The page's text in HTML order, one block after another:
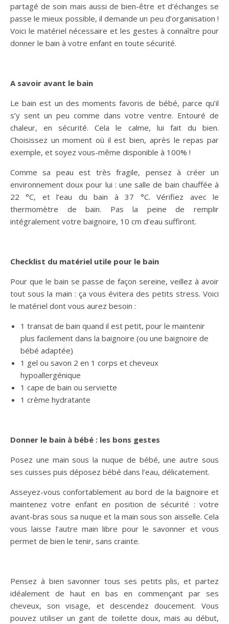
partagé de soin mais aussi de bien-être et d’échanges se
passe le mieux possible, il demande un peu d’organisation !
Voici le matériel nécessaire et les gestes à connaître pour
donner le bain à votre enfant en toute sécurité.
A savoir avant le bain
Le bain est un des moments favoris de bébé, parce qu’il
s’y sent un peu comme dans votre ventre. Entouré de
chaleur, en sécurité. Cela le calme, lui fait du bien.
Choisissez un moment où il est bien, après le repas par
exemple, et soyez vous-même disponible à 100% !
Comme sa peau est très fragile, pensez à créer un
environnement doux pour lui : une salle de bain chauffée à
22 °C, et l’eau du bain à 37 °C. Vérifiez avec le
thermomètre de bain. Pas la peine de remplir
intégralement votre baignoire, 10 cm d’eau suffiront.
Checklist du matériel utile pour le bain
Pour que le bain se passe de façon sereine, veillez à avoir
tout sous la main : ça vous évitera des petits stress. Voici
le matériel dont vous aurez besoin :
1 transat de bain quand il est petit, pour le maintenir
plus facilement dans la baignoire (ou une baignoire de
bébé adaptée)
1 gel ou savon 2 en 1 corps et cheveux
hypoallergénique
1 cape de bain ou serviette
1 crème hydratante
Donner le bain à bébé : les bons gestes
Posez une main sous la nuque de bébé, une autre sous
ses cuisses puis déposez bébé dans l’eau, délicatement.
Asseyez-vous confortablement au bord de la baignoire et
maintenez votre enfant en position de sécurité : votre
avant-bras sous sa nuque et la main sous son aisselle. Cela
vous laisse l’autre main libre pour le savonner et vous
permet de bien le tenir, sans crainte.
Pensez à bien savonner tous ses petits plis, et partez
idéalement de haut en bas en commençant par ses
cheveux, son visage, et descendez doucement. Vous
pouvez utiliser un gant de toilette doux, mais au début,